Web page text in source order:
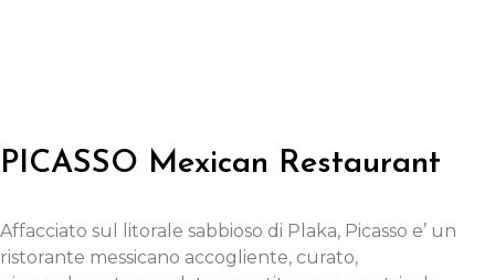
PICASSO Mexican Restaurant
Affacciato sul litorale sabbioso di Plaka, Picasso e’ un
ristorante messicano accogliente, curato,